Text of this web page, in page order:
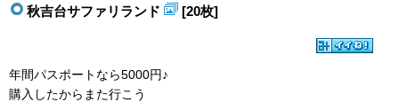
秋吉台サファリランド [20枚]
年間パスポートなら5000円♪
購入したからまた行こう